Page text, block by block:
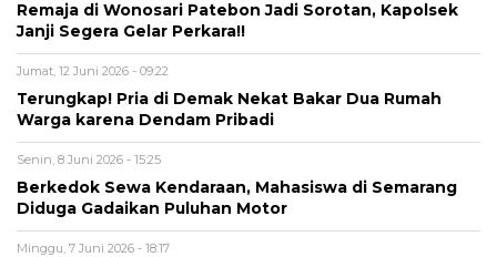
Remaja di Wonosari Patebon Jadi Sorotan, Kapolsek
Janji Segera Gelar Perkara!!
Jumat, 12 Juni 2026 - 09:22
Terungkap! Pria di Demak Nekat Bakar Dua Rumah
Warga karena Dendam Pribadi
Senin, 8 Juni 2026 - 15:25
Berkedok Sewa Kendaraan, Mahasiswa di Semarang
Diduga Gadaikan Puluhan Motor
Minggu, 7 Juni 2026 - 18:17